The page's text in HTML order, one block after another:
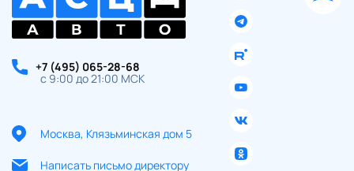
+7 (495) 065-28-68
с 9:00 до 21:00 МСК
Москва, Клязьминская дом 5
Написать письмо директору